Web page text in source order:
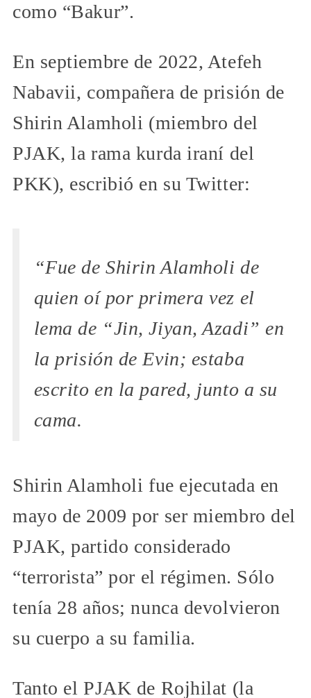
como “Bakur”.
En septiembre de 2022, Atefeh
Nabavii, compañera de prisión de
Shirin Alamholi (miembro del
PJAK, la rama kurda iraní del
PKK), escribió en su Twitter:
“Fue de Shirin Alamholi de
quien oí por primera vez el
lema de “Jin, Jiyan, Azadi” en
la prisión de Evin; estaba
escrito en la pared, junto a su
cama.
Shirin Alamholi fue ejecutada en
mayo de 2009 por ser miembro del
PJAK, partido considerado
“terrorista” por el régimen. Sólo
tenía 28 años; nunca devolvieron
su cuerpo a su familia.
Tanto el PJAK de Rojhilat (la